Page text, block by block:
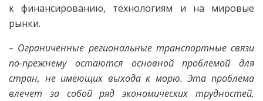
к финансированию, технологиям и на мировые
рынки.
– Ограниченные региональные транспортные связи
по-прежнему остаются основной проблемой для
стран, не имеющих выхода к морю. Эта проблема
влечет за собой ряд экономических трудностей,